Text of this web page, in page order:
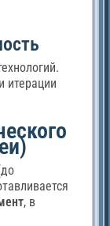
итерации
, в